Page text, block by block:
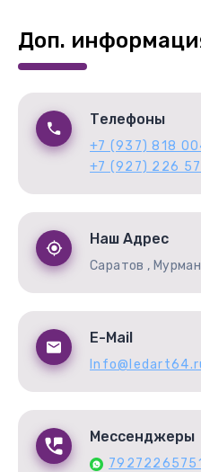
Доп.
Телефоны
+7 (937) 818
+7 (927) 226 57
Наш Адрес
Саратов ,
E-Mail
Мессенджеры
79272265751